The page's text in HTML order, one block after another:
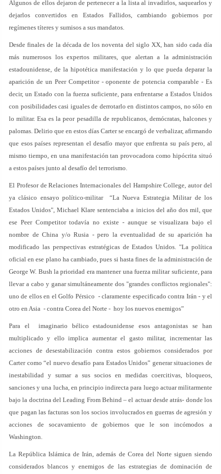
Algunos de ellos dejaron de pertenecer a la lista al invadirlos, saquearlos y
dejarlos convertidos en Estados Fallidos, cambiando gobiernos por
regímenes títeres y sumisos a sus mandatos.
Desde finales de la década de los noventa del siglo XX, han sido cada día
más numerosos los expertos militares, que alertan a la administración
estadounidense, de la hipotética manifestación y lo que pueda deparar la
aparición de un Peer Competitor - oponente de potencia comparable - Es
decir, un Estado con la fuerza suficiente, para enfrentarse a Estados Unidos
con posibilidades casi iguales de derrotarlo en distintos campos, no sólo en
lo militar. Esa es la peor pesadilla de republicanos, demócratas, halcones y
palomas. Delirio que en estos días Carter se encargó de verbalizar, afirmando
que esos países representan el desafío mayor que enfrenta su país pero, al
mismo tiempo, en una manifestación tan provocadora como hipócrita situó
a estos países junto al desafío del terrorismo.
El Profesor de Relaciones Internacionales del Hampshire College, autor del
ya clásico ensayo político-militar “La Nueva Estrategia Militar de los
Estados Unidos", Michael Klare sentenciaba a inicios del año dos mil, que
ese Peer Competitor todavía no existe - aunque se visualizara bajo el
nombre de China y/o Rusia - pero la eventualidad de su aparición ha
modificado las perspectivas estratégicas de Estados Unidos. "La política
oficial en ese plano ha cambiado, pues si hasta fines de la administración de
George W. Bush la prioridad era mantener una fuerza militar suficiente, para
llevar a cabo y ganar simultáneamente dos "grandes conflictos regionales":
uno de ellos en el Golfo Pérsico - claramente especificado contra Irán - y el
otro en Asia - contra Corea del Norte - hoy los nuevos enemigos”
Para el imaginario bélico estadounidense esos antagonistas se han
multiplicado y ello implica aumentar el gasto militar, incrementar las
acciones de desestabilización contra estos gobiernos considerados por
Carter como “el nuevo desafío para Estados Unidos” generar situaciones de
inestabilidad y sumar a sus socios en medidas coercitivas, bloqueos,
sanciones y una lucha, en principio indirecta para luego actuar militarmente
bajo la doctrina del Leading From Behind – el actuar desde atrás- donde los
que pagan las facturas son los socios involucrados en guerras de agresión y
acciones de socavamiento de gobiernos que le son incómodos a
Washington.
La República Islámica de Irán, además de Corea del Norte siguen siendo
considerados blancos y enemigos de las estrategias de dominación de